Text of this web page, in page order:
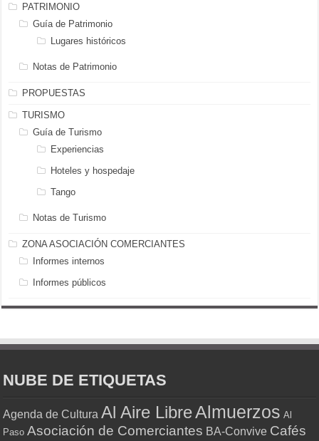
PATRIMONIO
Guía de Patrimonio
Lugares históricos
Notas de Patrimonio
PROPUESTAS
TURISMO
Guía de Turismo
Experiencias
Hoteles y hospedaje
Tango
Notas de Turismo
ZONA ASOCIACIÓN COMERCIANTES
Informes internos
Informes públicos
NUBE DE ETIQUETAS
Agenda de Cultura Al Aire LibreAlmuerzos Al
Paso Asociación de Comerciantes BA-Convive Cafés